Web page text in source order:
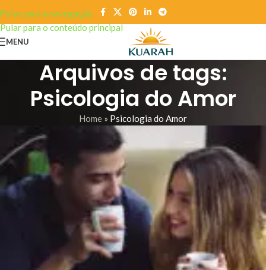
Pular para a navegação
Pular para o conteúdo principal
MENU
Arquivos de tags:
Psicologia do Amor
Home » Psicologia do Amor